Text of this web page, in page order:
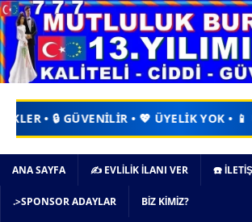
• 💖 ÜYELİK YOK • 📱
ANA SAYFA ✍️ EVLİLİK İLANI VER ☎️
.>SPONSOR ADAYLAR BIZ KIMIZ?